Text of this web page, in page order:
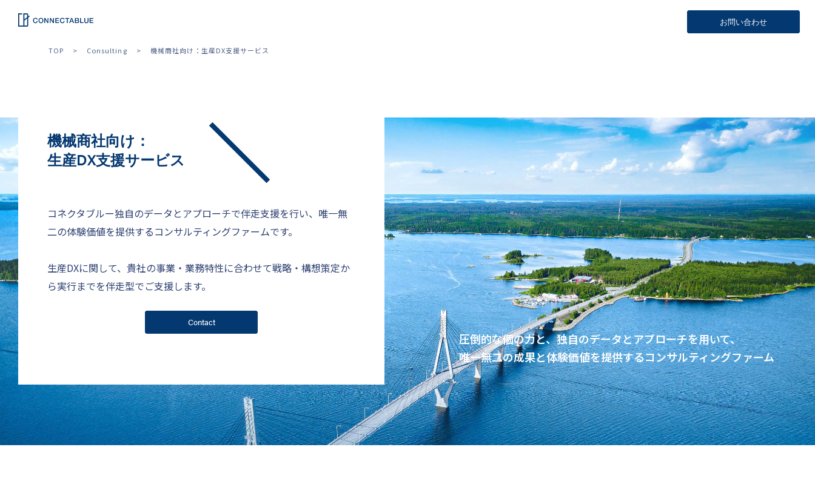
お問い合わせ
TOP Consulting 機械商社向け：生産DX支援サービス
機械商社向け：
生産DX支援サービス
コネクタブルー独自のデータとアプローチで伴走支援を行い、唯一無
二の体験価値を提供するコンサルティングファームです。
生産DXに関して、貴社の事業・業務特性に合わせて戦略・構想策定か
ら実行までを伴走型でご支援します。
Contact
圧倒的な個の力と、独自のデータとアプローチを用いて、
唯一無二の成果と体験価値を提供するコンサルティングファーム